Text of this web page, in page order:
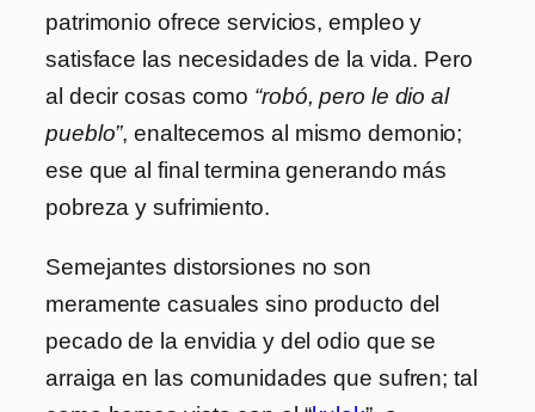
patrimonio ofrece servicios, empleo y
satisface las necesidades de la vida. Pero
al decir cosas como “robó, pero le dio al
pueblo”, enaltecemos al mismo demonio;
ese que al final termina generando más
pobreza y sufrimiento.
Semejantes distorsiones no son
meramente casuales sino producto del
pecado de la envidia y del odio que se
arraiga en las comunidades que sufren; tal